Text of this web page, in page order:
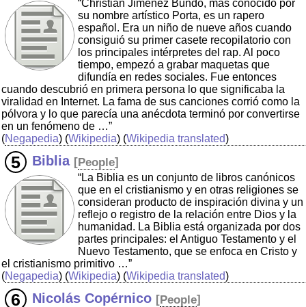
“Christian Jiménez Bundó, más conocido por
su nombre artístico Porta, es un rapero
español. Era un niño de nueve años cuando
consiguió su primer casete recopilatorio con
los principales intérpretes del rap. Al poco
tiempo, empezó a grabar maquetas que
difundía en redes sociales. Fue entonces
cuando descubrió en primera persona lo que significaba la
viralidad en Internet. La fama de sus canciones corrió como la
pólvora y lo que parecía una anécdota terminó por convertirse
en un fenómeno de …”
(Negapedia) (Wikipedia) (Wikipedia translated)
Biblia [People]
“La Biblia es un conjunto de libros canónicos
que en el cristianismo y en otras religiones se
consideran producto de inspiración divina y un
reflejo o registro de la relación entre Dios y la
humanidad. La Biblia está organizada por dos
partes principales: el Antiguo Testamento y el
Nuevo Testamento, que se enfoca en Cristo y
el cristianismo primitivo …”
(Negapedia) (Wikipedia) (Wikipedia translated)
Nicolás Copérnico [People]